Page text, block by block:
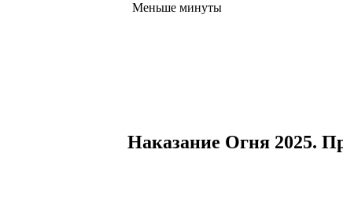
Меньше минуты
Наказание Огня 2025.